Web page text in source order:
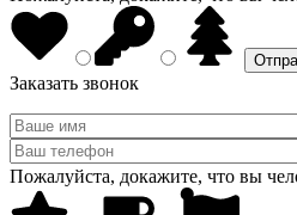
Заказать звонок
Пожалуйста, докажите, что вы